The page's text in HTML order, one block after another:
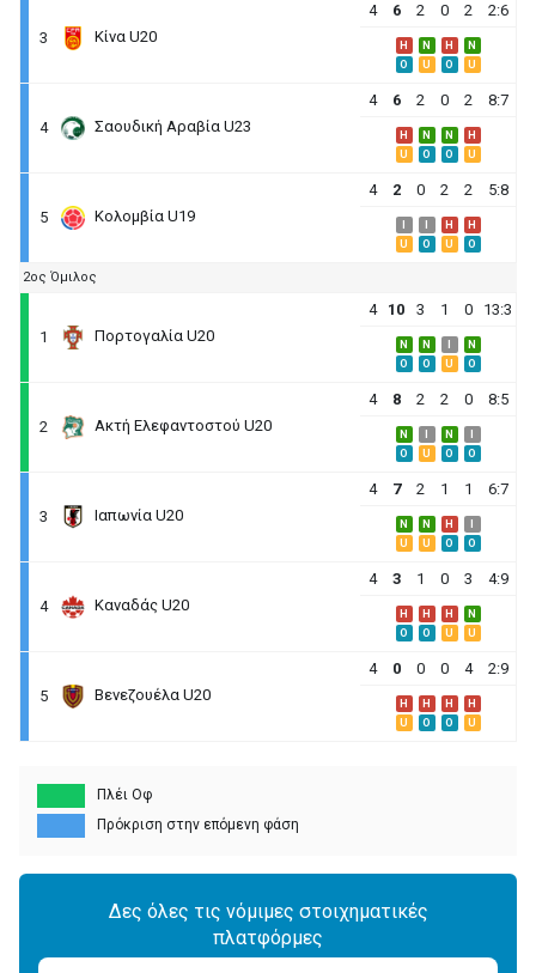
3 Κίνα U20
4 6 2 0 2 2:6
H N H
N
O
U O U
4 Σαουδική Αραβία U23
4 6 2 0 2 8:7
H N N
H
U
O O U
5 Κολομβία U19
4 2 0 2 2 5:8
H
H
U
O U O
2ος Όμιλος
1 Πορτογαλία U20
4 10 3 1 0 13:3
N N
N
O
O U O
2 Ακτή Ελεφαντοστού U20
4 8 2 2 0 8:5
N N
O
U O O
3 Ιαπωνία U20
4 7 2 1 1 6:7
N N H
U
U O O
4 Καναδάς U20
4 3 1 0 3 4:9
H H H
N
O
O U U
5 Βενεζουέλα U20
4 0 0 0 4 2:9
H H H
H
U
O O U
Πλέι Οφ
Πρόκριση στην επόμενη φάση
Δες όλες τις νόμιμες στοιχηματικές
πλατφόρμες